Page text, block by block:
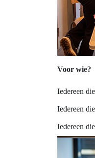
Voor wie?
Iedereen
Iedereen
Iedereen